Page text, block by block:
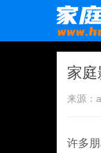
家庭
来源：
许多